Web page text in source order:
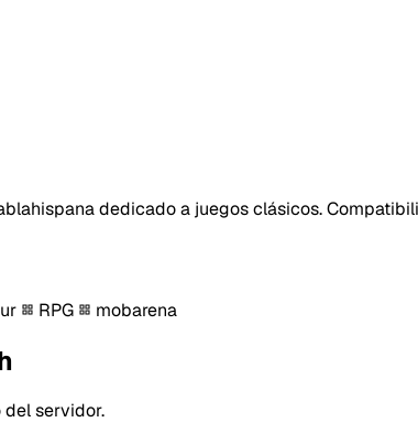
dedicado a juegos clásicos.
RPG mobarena
servidor.